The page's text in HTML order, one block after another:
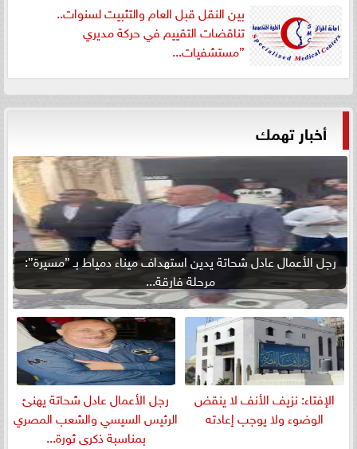
بين النقل قبل العام والتثبيت لسنوات..
تناقضات التقييم في حركة مديري
”مستشفيات...
أخبار تهمك
رجل الأعمال عادل شحاتة يدين استهداف ميناء دمياط بـ ”مسيرة”:
مرحلة فارقة...
الإفتاء: نزيف الأنف لا ينقض
الوضوء ولا يوجب إعادته
رجل الأعمال عادل شحاتة يهنئ
الرئيس السيسي والشعب المصري
بمناسبة ذكرى ثورة...